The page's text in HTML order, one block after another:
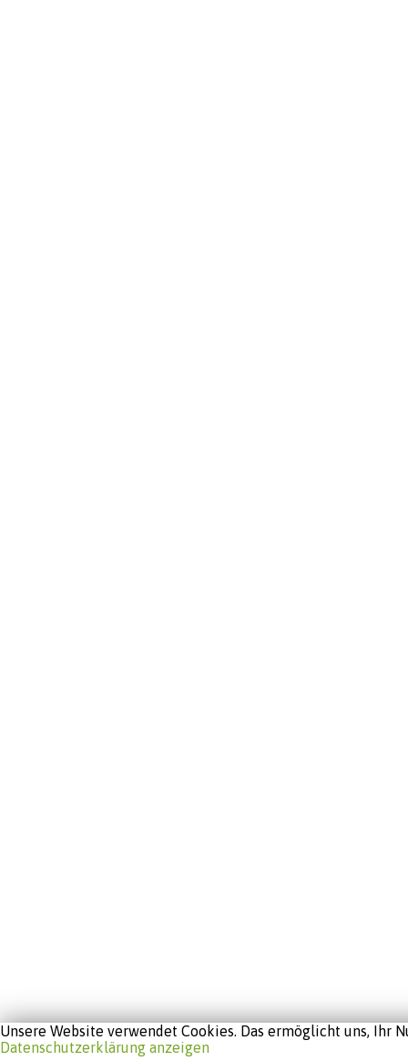
Unsere Website verwendet Cookies. Das ermöglicht uns,
Datenschutzerklärung anzeigen